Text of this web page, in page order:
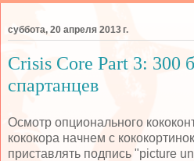
суббота, 20 апреля 2013 г.
Crisis Core Part 3: 300
спартанцев
Осмотр опционального
кококора начнем с
приставлять подпись "picture